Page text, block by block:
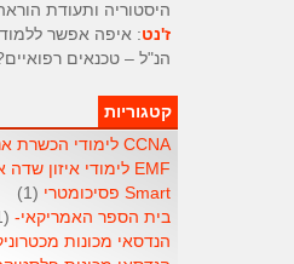
היסטוריה ותעודת
ז'נט: איפה אפשר
הנ"ל – טכנאים
קטגוריות
CCNA לימודי הכשרת אנשי
EMF לימודי איזון שדה אלקטרו-מגנטי
Smart פסיכומטרי
(1)
בית הספר האמריקאי- American School
הנדסאי מכונות